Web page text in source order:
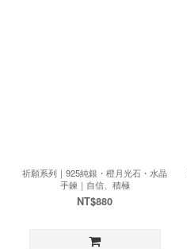
祈願系列｜925純銀・橙月光石・水晶
手鍊｜自信、積極
NT$880